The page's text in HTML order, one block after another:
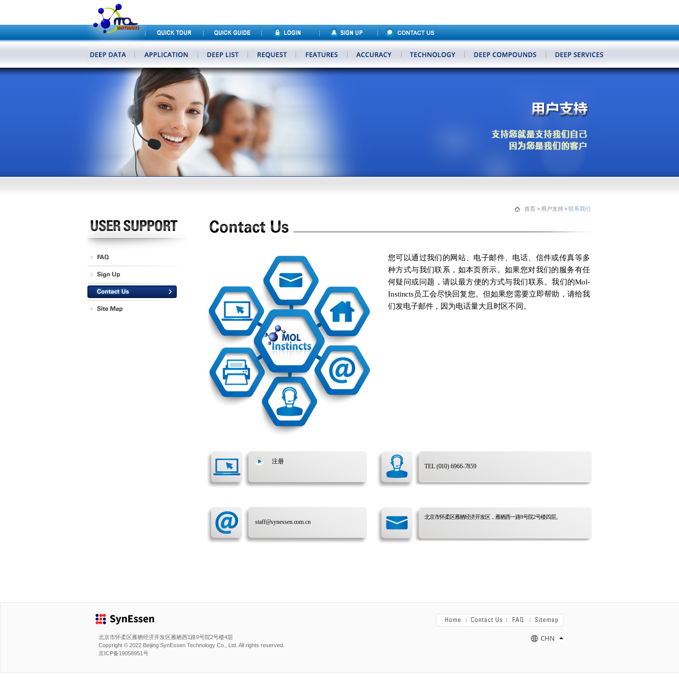
首页> 用户支持 > 联系我们
您可以通过我们的网站、电子邮件、电话、信件或传真等多
种方式与我们联系，如本页所示。如果您对我们的服务有任
何疑问或问题，请以最方便的方式与我们联系。我们的Mol-
Instincts员工会尽快回复您。但如果您需要立即帮助，请给我
们发电子邮件，因为电话量大且时区不同。
注册
TEL (010) 6966-7859
staff@synessen.com.cn
北京市怀柔区雁栖经济开发区，雁栖西一路9号院2号楼四层。
北京市怀柔区雁栖经济开发区雁栖西1路9号院2号楼4层
Copyright © 2022 Beijing SynEssen Technology Co., Ltd. All rights reserved.
京ICP备19058951号
CHN